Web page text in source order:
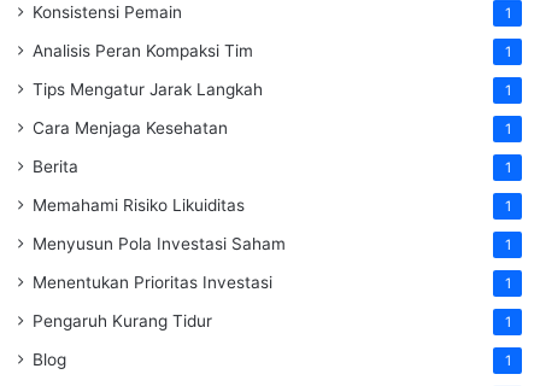
Konsistensi Pemain 1
Analisis Peran Kompaksi Tim 1
Tips Mengatur Jarak Langkah 1
Cara Menjaga Kesehatan 1
Berita 1
Memahami Risiko Likuiditas 1
Menyusun Pola Investasi Saham 1
Menentukan Prioritas Investasi 1
Pengaruh Kurang Tidur 1
Blog 1